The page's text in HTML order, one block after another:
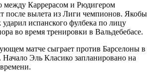
между Каррерасом и Рюдигером
после вылета из Лиги чемпионов. Якобы
испанского фулбека по лицу
во время тренировки в Вальдебебасе.
матче сыграет против Барселоны в
Начало Эль Класико запланировано на